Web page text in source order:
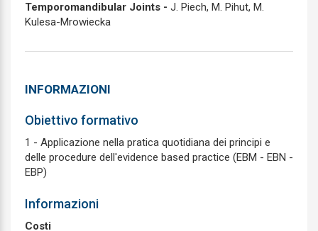
Temporomandibular Joints - J. Piech, M. Pihut, M.
Kulesa-Mrowiecka
INFORMAZIONI
Obiettivo formativo
1 - Applicazione nella pratica quotidiana dei principi e
delle procedure dell'evidence based practice (EBM - EBN -
EBP)
Informazioni
Costi